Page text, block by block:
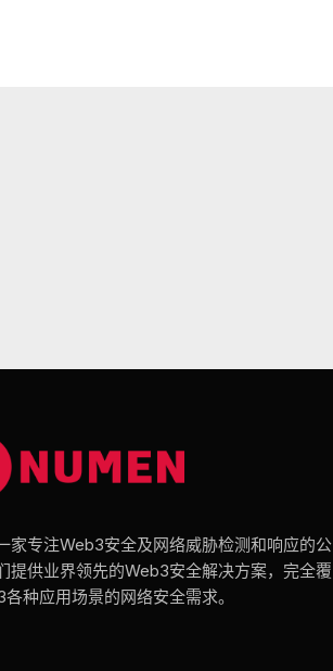
家专注Web3安全及网络威胁检测和响应的公
提供业界领先的Web3安全解决方案，完全覆
种应用场景的网络安全需求。